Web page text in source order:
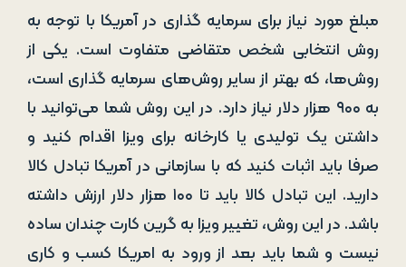
مبلغ مورد نیاز برای سرمایه ‌گذاری در آمریکا با توجه به
روش انتخابی شخص متقاضی متفاوت است. یکی از
روش‌ها، که بهتر از سایر روش‌های سرمایه ‌گذاری است،
به ۹۰۰ هزار دلار نیاز دارد. در این روش شما می‌توانید با
داشتن یک تولیدی یا کارخانه برای ویزا اقدام کنید و
صرفا باید اثبات کنید که با سازمانی در آمریکا تبادل کالا
دارید. این تبادل کالا باید تا ۱۰۰ هزار دلار ارزش داشته
باشد. در این روش، تغییر ویزا به گرین ‌کارت چندان ساده
نیست و شما باید بعد از ورود به امریکا کسب و کاری